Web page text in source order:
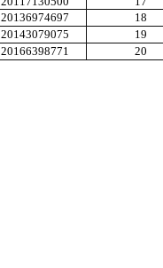
20136974697
18
20143079075
19
20166398771 20